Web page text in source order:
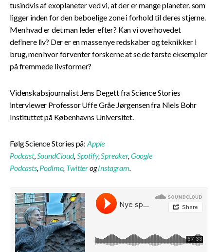
tusindvis af exoplaneter ved vi, at der er mange planeter, som
ligger inden for den beboelige zone i forhold til deres stjerne.
Men hvad er det man leder efter? Kan vi overhovedet
definere liv? Der er en masse nye redskaber og teknikker i
brug, men hvor forventer forskerne at se de første eksempler
på fremmede livsformer?
Videnskabsjournalist Jens Degett fra Science Stories
interviewer Professor Uffe Gråe Jørgensen fra Niels Bohr
Instituttet på Københavns Universitet.
Følg Science Stories på: Apple
Podcast, SoundCloud, Spotify, Spreaker, Google
Podcasts, Podimo, TwitterogInstagram